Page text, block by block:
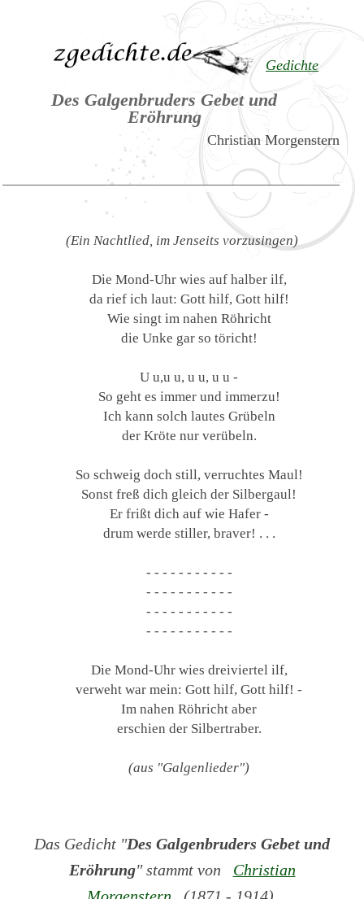
Gedichte
Des Galgenbruders Gebet und
Eröhrung
Christian Morgenstern
(Ein Nachtlied, im Jenseits vorzusingen)
Die Mond-Uhr wies auf halber ilf,
da rief ich laut: Gott hilf, Gott hilf!
Wie singt im nahen Röhricht
die Unke gar so töricht!
U u,u u, u u, u u -
So geht es immer und immerzu!
Ich kann solch lautes Grübeln
der Kröte nur verübeln.
So schweig doch still, verruchtes Maul!
Sonst freß dich gleich der Silbergaul!
Er frißt dich auf wie Hafer -
drum werde stiller, braver! . . .
- - - - - - - - - - -
- - - - - - - - - - -
- - - - - - - - - - -
- - - - - - - - - - -
Die Mond-Uhr wies dreiviertel ilf,
verweht war mein: Gott hilf, Gott hilf! -
Im nahen Röhricht aber
erschien der Silbertraber.
(aus "Galgenlieder")
Das Gedicht "Des Galgenbruders Gebet und
Eröhrung" stammt von
Christian